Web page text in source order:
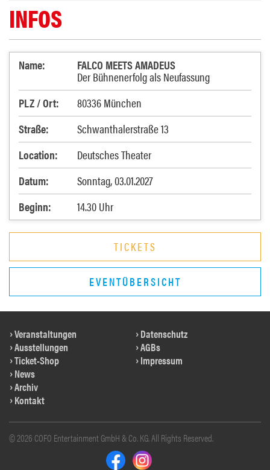
INFOS
Name: FALCO MEETS AMADEUS
Der Bühnenerfolg als Neufassung
PLZ / Ort:
80336 München
Straße:
Schwanthalerstraße 13
Location:
Deutsches Theater
Datum:
Sonntag, 03.01.2027
Beginn:
14.30 Uhr
TICKETS
EVENTÜBERSICHT
Veranstaltungen
Ausstellungen
Ticket-Shop
News
Archiv
Kontakt
Datenschutz
AGBs
Impressum
© 2026 COFO Entertainment GmbH & Co. KG. All Rights Reserved.